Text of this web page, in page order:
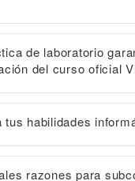
de laboratorio
del curso oficial
tus habilidades
razones para